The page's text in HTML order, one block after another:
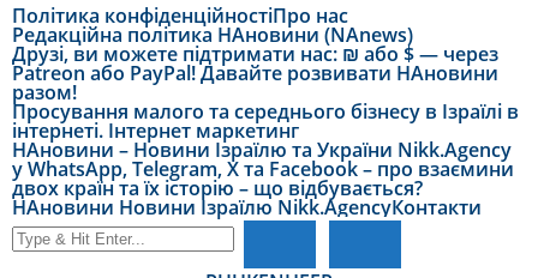
Політика конфіденційностіПро нас
Редакційна політика НАновини (NAnews)
Друзі, ви можете підтримати нас: ₪ або $ — через
Patreon або PayPal! Давайте розвивати НАновини
разом!
Просування малого та середнього бізнесу в Ізраїлі в
інтернеті. Інтернет маркетинг
НАновини – Новини Ізраїлю та України Nikk.Agency
у WhatsApp, Telegram, X та Facebook – про взаємини
двох країн та їх історію – що відбувається?
НАновини Новини Ізраїлю Nikk.AgencyКонтакти